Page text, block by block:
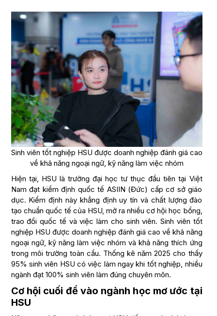
Sinh viên tốt nghiệp HSU được doanh nghiệp đánh giá cao
về khả năng ngoại ngữ, kỹ năng làm việc nhóm
Hiện tại, HSU là trường đại học tư thục đầu tiên tại Việt
Nam đạt kiểm định quốc tế ASIIN (Đức) cấp cơ sở giáo
dục. Kiểm định này khẳng định uy tín và chất lượng đào
tạo chuẩn quốc tế của HSU, mở ra nhiều cơ hội học bổng,
trao đổi quốc tế và việc làm cho sinh viên. Sinh viên tốt
nghiệp HSU được doanh nghiệp đánh giá cao về khả năng
ngoại ngữ, kỹ năng làm việc nhóm và khả năng thích ứng
trong môi trường toàn cầu. Thống kê năm 2025 cho thấy
95% sinh viên HSU có việc làm ngay khi tốt nghiệp, nhiều
ngành đạt 100% sinh viên làm đúng chuyên môn.
Cơ hội cuối để vào ngành học mơ ước tại
HSU